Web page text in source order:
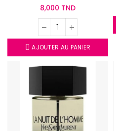
8,000 TND
AJOUTER AU PANIER